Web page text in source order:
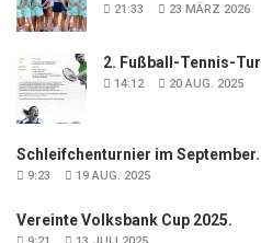
21:33 23 MÄRZ 2026
2. Fußball-Tennis-
14:12 20 AUG. 2025
Schleifchenturnier im September.
9:23 19 AUG. 2025
Vereinte Volksbank Cup 2025.